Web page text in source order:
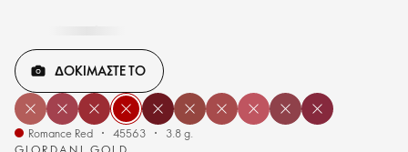
ΔΟΚΙΜΑΣΤΕ ΤΟ
Romance Red 45563 3.8 g.